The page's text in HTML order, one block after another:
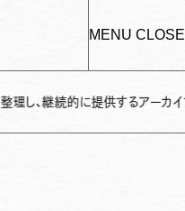
MENU CLOSE
供するアーカイブサイトです✌